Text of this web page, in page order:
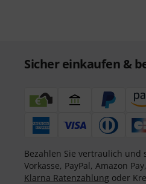
Sicher einkaufen &
Bezahlen Sie vertraulich und
Vorkasse, PayPal, Amazon Pay,
Klarna Ratenzahlung oder